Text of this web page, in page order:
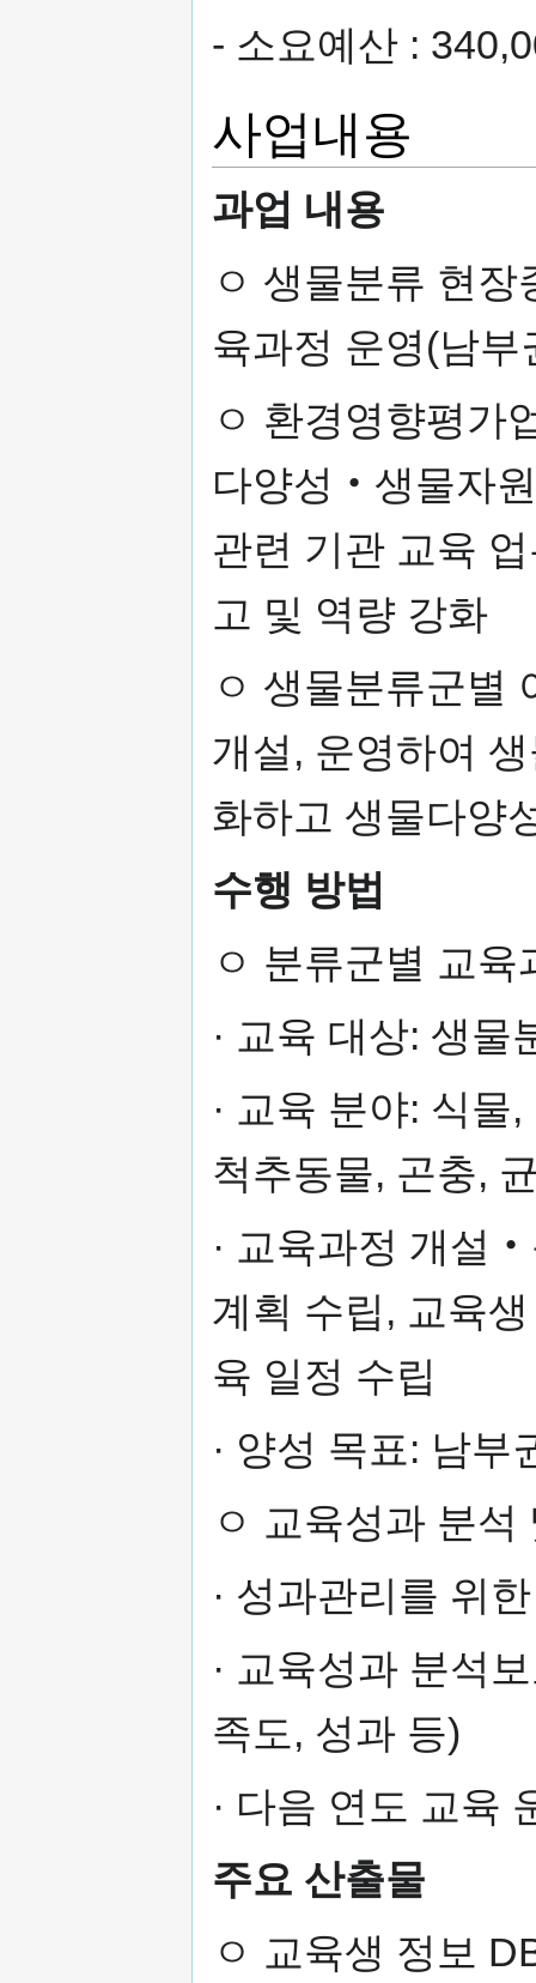
- 소요예산 :
사업내용
과업 내용
ㅇ 생물분류 현
육과정 운영(남부
ㅇ 환경영향평가
다양성‧생물자
관련 기관 교육
고 및 역량 강화
ㅇ 생물분류군별
개설, 운영하여
화하고 생물다양
수행 방법
ㅇ 분류군별 교
· 교육 대상: 생
· 교육 분야: 식
척추동물, 곤충,
· 교육과정 개설
계획 수립, 교육
육 일정 수립
· 양성 목표: 남
ㅇ 교육성과 분석
· 성과관리를 위
· 교육성과 분석
족도, 성과 등)
· 다음 연도 교육
주요 산출물
ㅇ 교육생 정보